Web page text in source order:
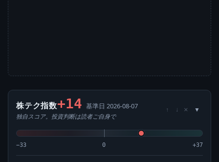
株テク指数+14 基準日 2026-08-07
独自スコア。投資判断は読者ご自身で
↑ ↓ ×
−33 0 +37